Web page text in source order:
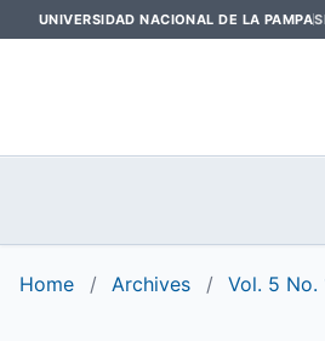
UNIVERSIDAD NACIONAL DE LA PAMPA
Home / Archives / Vol. 5 No.